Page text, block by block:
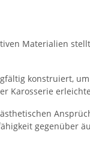
Materialien
konstruiert,
Karosserie
gegenüber